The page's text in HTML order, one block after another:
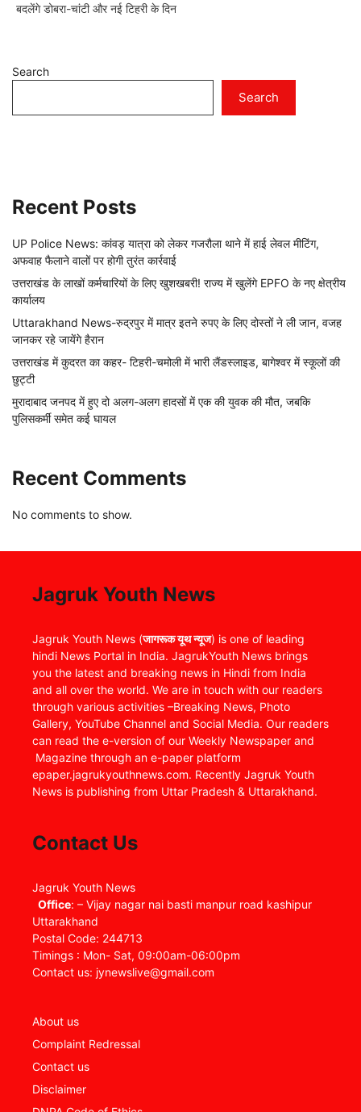
बदलेंगे डोबरा-चांटी और नई टिहरी के दिन
Search
Search
Recent Posts
UP Police News: कांवड़ यात्रा को लेकर गजरौला थाने में हाई लेवल मीटिंग,
अफवाह फैलाने वालों पर होगी तुरंत कार्रवाई
उत्तराखंड के लाखों कर्मचारियों के लिए खुशखबरी! राज्य में खुलेंगे EPFO के नए क्षेत्रीय
कार्यालय
Uttarakhand News-रुद्रपुर में मात्र इतने रुपए के लिए दोस्तों ने ली जान, वजह
जानकर रहे जायेंगे हैरान
उत्तराखंड में कुदरत का कहर- टिहरी-चमोली में भारी लैंडस्लाइड, बागेश्वर में स्कूलों की
छुट्टी
मुरादाबाद जनपद में हुए दो अलग-अलग हादसों में एक की युवक की मौत, जबकि
पुलिसकर्मी समेत कई घायल
Recent Comments
No comments to show.
Jagruk Youth News
Jagruk Youth News (जागरूक यूथ न्यूज) is one of leading
hindi News Portal in India. JagrukYouth News brings
you the latest and breaking news in Hindi from India
and all over the world. We are in touch with our readers
through various activities –Breaking News, Photo
Gallery, YouTube Channel and Social Media. Our readers
can read the e-version of our Weekly Newspaper and
Magazine through an e-paper platform
epaper.jagrukyouthnews.com. Recently Jagruk Youth
News is publishing from Uttar Pradesh & Uttarakhand.
Contact Us
Jagruk Youth News
Office: – Vijay nagar nai basti manpur road kashipur
Uttarakhand
Postal Code: 244713
Timings : Mon- Sat, 09:00am-06:00pm
Contact us: jynewslive@gmail.com
About us
Complaint Redressal
Contact us
Disclaimer